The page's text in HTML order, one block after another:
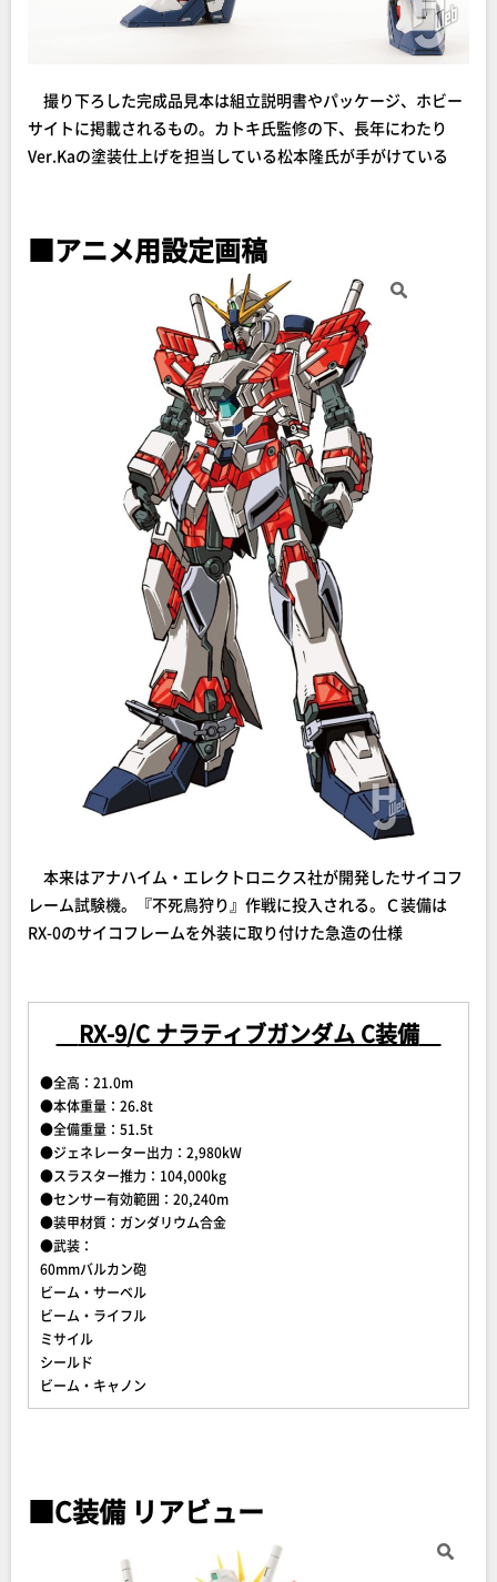
撮り下ろした完成品見本は組立説明書やパッケージ、ホビー
サイトに掲載されるもの。カトキ氏監修の下、長年にわたり
Ver.Kaの塗装仕上げを担当している松本隆氏が手がけている
■アニメ用設定画稿
本来はアナハイム・エレクトロニクス社が開発したサイコフ
レーム試験機。『不死鳥狩り』作戦に投入される。Ｃ装備は
RX-0のサイコフレームを外装に取り付けた急造の仕様
RX-9/C ナラティブガンダム C装備
●全高：21.0m
●本体重量：26.8t
●全備重量：51.5t
●ジェネレーター出力：2,980kW
●スラスター推力：104,000kg
●センサー有効範囲：20,240m
●装甲材質：ガンダリウム合金
●武装：
60mmバルカン砲
ビーム・サーベル
ビーム・ライフル
ミサイル
シールド
ビーム・キャノン
■C装備 リアビュー